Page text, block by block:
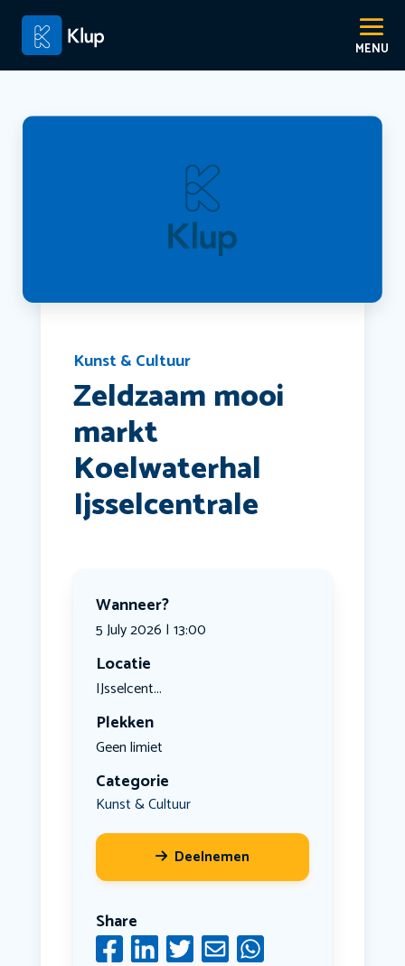
Kunst & Cultuur
Zeldzaam mooi
markt
Koelwaterhal
Ijsselcentrale
Wanneer?
5 July 2026 | 13:00
Locatie
IJsselcent...
Plekken
Geen limiet
Categorie
Kunst & Cultuur
Deelnemen
Share